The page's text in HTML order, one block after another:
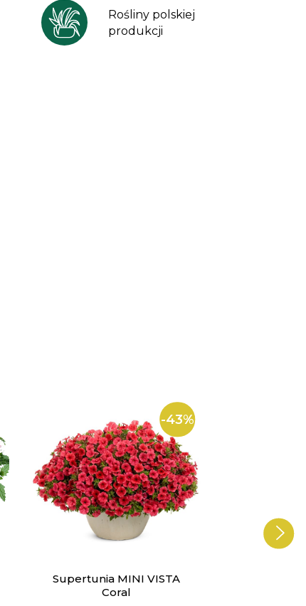
Rośliny polskiej
produkcji
-43%
Supertunia MINI VISTA
Coral